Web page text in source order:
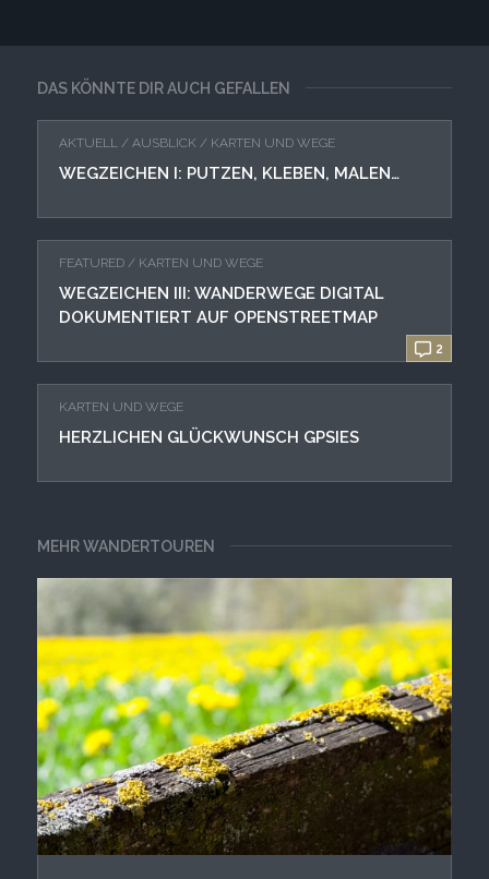
DAS KÖNNTE DIR AUCH GEFALLEN
AKTUELL / AUSBLICK / KARTEN UND WEGE
WEGZEICHEN I: PUTZEN, KLEBEN, MALEN…
2
FEATURED / KARTEN UND WEGE
WEGZEICHEN III: WANDERWEGE DIGITAL
DOKUMENTIERT AUF OPENSTREETMAP
KARTEN UND WEGE
HERZLICHEN GLÜCKWUNSCH GPSIES
MEHR WANDERTOUREN